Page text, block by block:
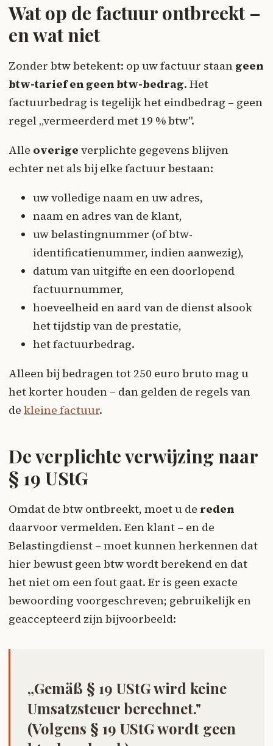
Wat op de factuur ontbreekt –
en wat niet
Zonder btw betekent: op uw factuur staan geen
btw-tarief en geen btw-bedrag. Het
factuurbedrag is tegelijk het eindbedrag – geen
regel „vermeerderd met 19 % btw".
Alle overige verplichte gegevens blijven
echter net als bij elke factuur bestaan:
uw volledige naam en uw adres,
naam en adres van de klant,
uw belastingnummer (of btw-
identificatienummer, indien aanwezig),
datum van uitgifte en een doorlopend
factuurnummer,
hoeveelheid en aard van de dienst alsook
het tijdstip van de prestatie,
het factuurbedrag.
Alleen bij bedragen tot 250 euro bruto mag u
het korter houden – dan gelden de regels van
de kleine factuur.
De verplichte verwijzing naar
§ 19 UStG
Omdat de btw ontbreekt, moet u de reden
daarvoor vermelden. Een klant – en de
Belastingdienst – moet kunnen herkennen dat
hier bewust geen btw wordt berekend en dat
het niet om een fout gaat. Er is geen exacte
bewoording voorgeschreven; gebruikelijk en
geaccepteerd zijn bijvoorbeeld:
„Gemäß § 19 UStG wird keine
Umsatzsteuer berechnet."
(Volgens § 19 UStG wordt geen